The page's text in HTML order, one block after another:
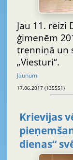
Jau 11.
ģimenēm
trenniņā un
„Viesturi“.
Jaunumi
17.06.2017 (135551)
Krievijas
dienas“